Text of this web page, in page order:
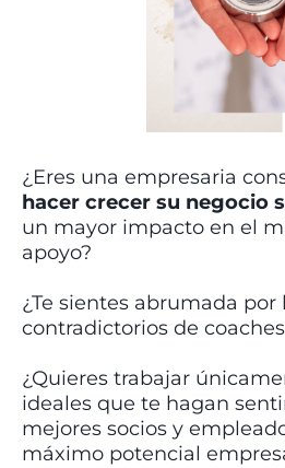
¿Eres una empresaria
hacer crecer su negocio
un mayor impacto en el
apoyo?
¿Te sientes abrumada por
contradictorios de
¿Quieres trabajar
ideales que te hagan
mejores socios y
máximo potencial